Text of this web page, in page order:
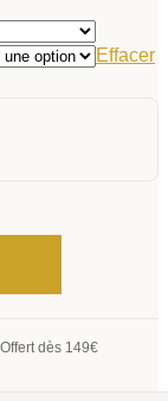
Effacer